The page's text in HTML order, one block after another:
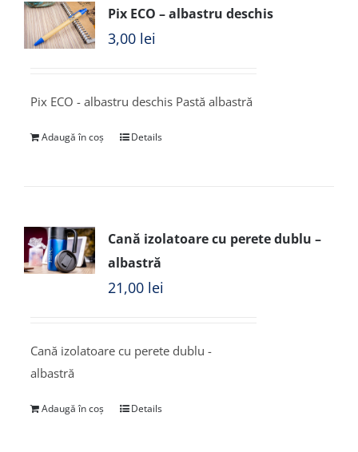
Pix ECO – albastru deschis
3,00 lei
Pix ECO - albastru deschis Pastă albastră
Adaugă în coș Details
Cană izolatoare cu perete dublu –
albastră
21,00 lei
Cană izolatoare cu perete dublu -
albastră
Adaugă în coș Details